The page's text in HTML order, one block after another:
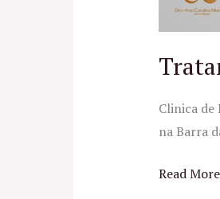
Clinica de
na Barra
Read